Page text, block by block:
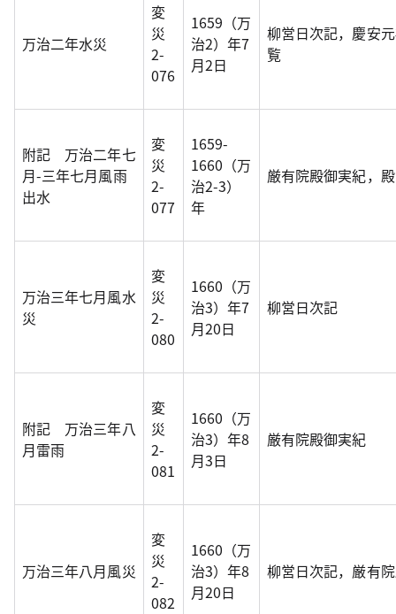
万治二年水災
変
災
2-
076
1659（万
治2）年7
月2日
柳営日次記，慶安
覧
附記 万治二年七
月-三年七月風雨
出水
変
災
2-
077
1659-
1660（万
治2-3）
年
厳有院殿御実紀，
万治三年七月風水
災
変
災
2-
080
1660（万
治3）年7
月20日
柳営日次記
附記 万治三年八
月雷雨
変
災
2-
081
1660（万
治3）年8
月3日
厳有院殿御実紀
万治三年八月風災
変
災
2-
082
1660（万
治3）年8
月20日
柳営日次記，厳有